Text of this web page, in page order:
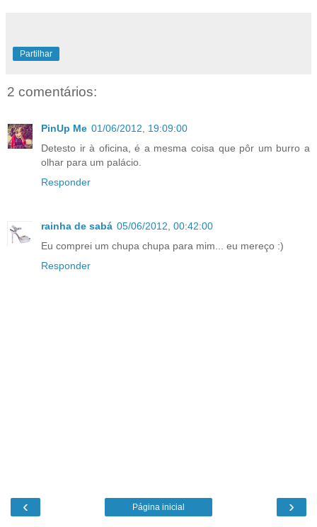
Partilhar
2 comentários:
PinUp Me 01/06/2012, 19:09:00
Detesto ir à oficina, é a mesma coisa que pôr um burro a
olhar para um palácio.
Responder
rainha de sabá 05/06/2012, 00:42:00
Eu comprei um chupa chupa para mim... eu mereço :)
Responder
‹ ›
Página inicial